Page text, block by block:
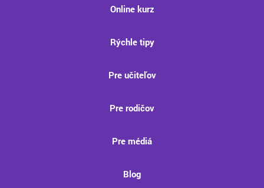
Online kurz
Rýchle tipy
Pre učiteľov
Pre rodičov
Pre médiá
Blog